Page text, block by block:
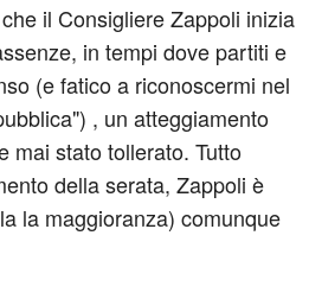
il Consigliere Zappoli inizia
in tempi dove partiti e
(e fatico a riconoscermi nel
, un atteggiamento
mai stato tollerato. Tutto
della serata, Zappoli è
la maggioranza) comunque